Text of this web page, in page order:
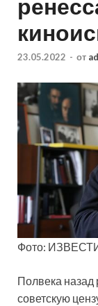
23.05.2022 - от
Фото:
Полвека назад
советскую